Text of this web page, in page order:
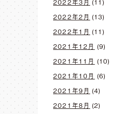
2022年3月 (11)
2022年2月 (13)
2022年1月 (11)
2021年12月 (9)
2021年11月 (10)
2021年10月 (6)
2021年9月 (4)
2021年8月 (2)